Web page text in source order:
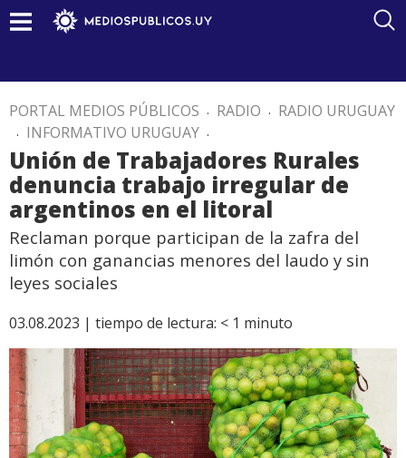
PORTAL MEDIOS PÚBLICOS . RADIO . RADIO URUGUAY
. INFORMATIVO URUGUAY .
Unión de Trabajadores Rurales
denuncia trabajo irregular de
argentinos en el litoral
Reclaman porque participan de la zafra del
limón con ganancias menores del laudo y sin
leyes sociales
03.08.2023 | tiempo de lectura: < 1 minuto